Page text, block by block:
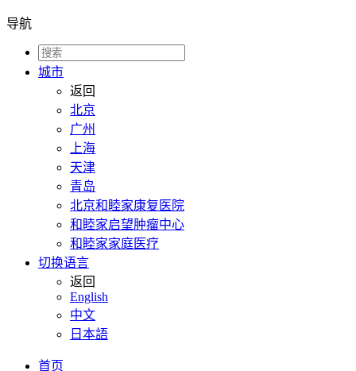
导航
城市
返回
北京
广州
上海
天津
青岛
北京和睦家康复医院
和睦家启望肿瘤中心
和睦家家庭医疗
切换语言
返回
English
中文
日本語
首页